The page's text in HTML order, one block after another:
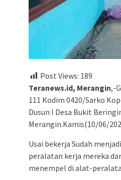
Post Views: 189
Teranews.id, Merangin,-
111 Kodim 0420/Sarko
Dusun I Desa Bukit
Merangin.Kamis(10/06/
Usai bekerja Sudah
peralatan kerja mereka
menempel di alat-